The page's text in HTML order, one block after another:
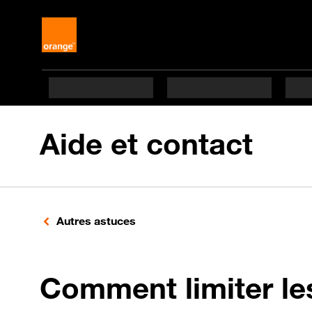
Aide et contact
Autres astuces
Comment limiter